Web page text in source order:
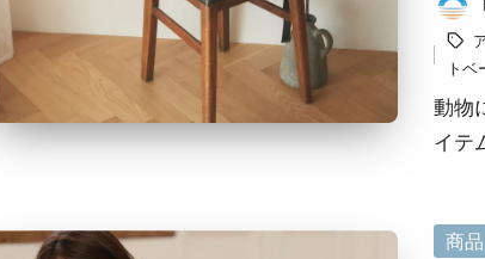
投
稿
タ
グ：
トベ
動物
イテ
に商品